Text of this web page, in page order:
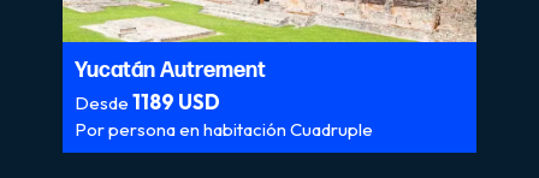
Yucatán Autrement
Desde 1189 USD
Por persona en habitación Cuadruple